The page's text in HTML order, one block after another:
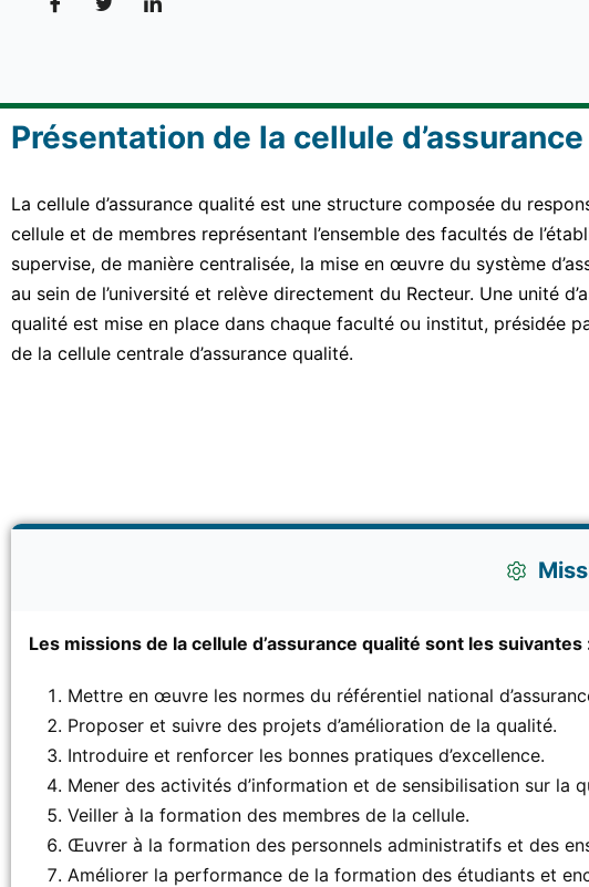
Présentation de la cellule
La cellule d’assurance qualité est une structure composée du
cellule et de membres représentant l’ensemble des facultés de
supervise, de manière centralisée, la mise en œuvre du système
au sein de l’université et relève directement du Recteur. Une unité
qualité est mise en place dans chaque faculté ou institut, présidée
de la cellule centrale d’assurance qualité.
Les missions de la cellule d’assurance qualité sont les suivantes
Mettre en œuvre les normes du référentiel national
Proposer et suivre des projets d’amélioration de la qualité.
Introduire et renforcer les bonnes pratiques d’excellence.
Mener des activités d’information et de sensibilisation sur la
Veiller à la formation des membres de la cellule.
Œuvrer à la formation des personnels administratifs et des
Améliorer la performance de la formation des étudiants et